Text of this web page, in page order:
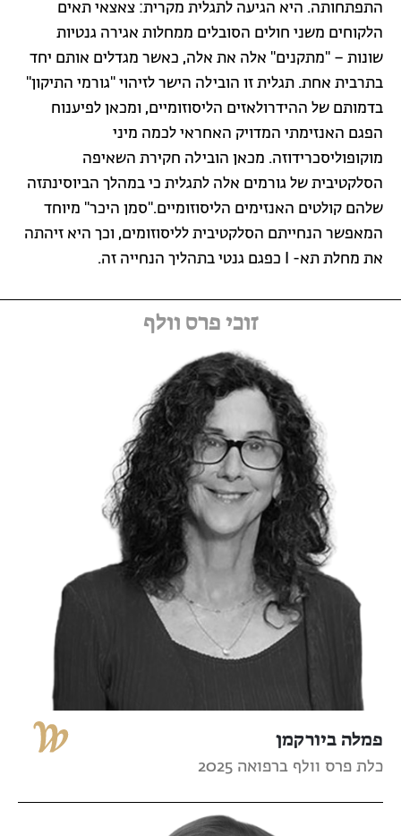
התפתחותה. היא הגיעה לתגלית מקרית: צאצאי תאים
הלקוחים משני חולים הסובלים ממחלות אגירה גנטיות
שונות – "מתקנים" אלה את אלה, כאשר מגדלים אותם יחד
בתרבית אחת. תגלית זו הובילה הישר לזיהוי "גורמי התיקון"
בדמותם של ההידרולאזים הליסוזומיים, ומכאן לפיענוח
הפגם האנזימתי המדויק האחראי לכמה מיני
מוקופוליסכרידוזה. מכאן הובילה חקירת השאיפה
הסלקטיבית של גורמים אלה לתגלית כי במהלך הביוסינתזה
שלהם קולטים האנזימים הליסוזומיים."סמן היכר" מיוחד
המאפשר הנחייתם הסלקטיבית לליסוזומים, וכך היא זיהתה
את מחלת תא- I כפגם גנטי בתהליך הנחייה זה.
זוכי פרס וולף
פמלה ביורקמן
כלת פרס וולף ברפואה 2025